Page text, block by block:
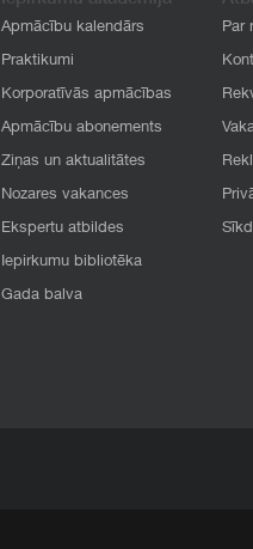
Apmācību kalendārs
Praktikumi
Korporatīvās apmācības
Apmācību abonements
Ziņas un aktualitātes
Nozares vakances
Ekspertu atbildes
Iepirkumu bibliotēka
Gada balva
Par